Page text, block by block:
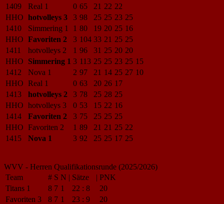
1409
Real 1 0 65 21 22 22
HHO hotvolleys 3 3 98 25 25 23 25
1410
Simmering 1 1 80 19 20 25 16
HHO Favoriten 2 3 104 33 21 25 25
1411
hotvolleys 2 1 96 31 25 20 20
HHO
Simmering 1 3 113 25 25 23 25 15
1412
Nova 1 2 97 21 14 25 27 10
HHO Real 1 0 63 20 26 17
1413
hotvolleys 2 3 78 25 28 25
HHO hotvolleys 3 0 53 15 22 16
1414
Favoriten 2 3 75 25 25 25
HHO Favoriten 2 1 89 21 21 25 22
1415
Nova 1 3 92 25 25 17 25
WVV - Herren Qualifikationsrunde (2025/2026)
Team
# S N | Sätze | PNK
Titans 1
8 7 1 22 : 8
20
Favoriten 3
8 7 1 23 : 9
20